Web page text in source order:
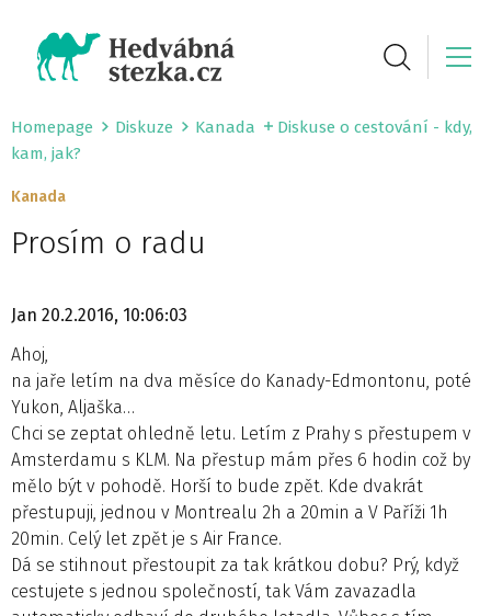
Homepage Diskuze Kanada
Diskuse o cestování - kdy,
kam, jak?
Kanada
Prosím o radu
Jan 20.2.2016, 10:06:03
Ahoj,
na jaře letím na dva měsíce do Kanady-Edmontonu, poté
Yukon, Aljaška…
Chci se zeptat ohledně letu. Letím z Prahy s přestupem v
Amsterdamu s KLM. Na přestup mám přes 6 hodin což by
mělo být v pohodě. Horší to bude zpět. Kde dvakrát
přestupuji, jednou v Montrealu 2h a 20min a V Paříži 1h
20min. Celý let zpět je s Air France.
Dá se stihnout přestoupit za tak krátkou dobu? Prý, když
cestujete s jednou společností, tak Vám zavazadla